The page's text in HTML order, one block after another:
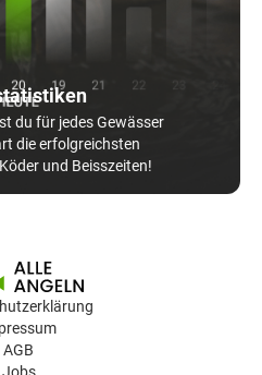
du für jedes Gewässer
die erfolgreichsten
und Beisszeiten!
AGB
Jobs